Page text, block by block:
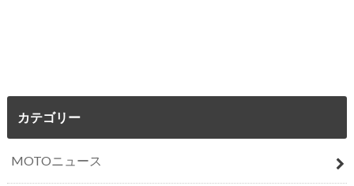
カテゴリー
MOTOニュース